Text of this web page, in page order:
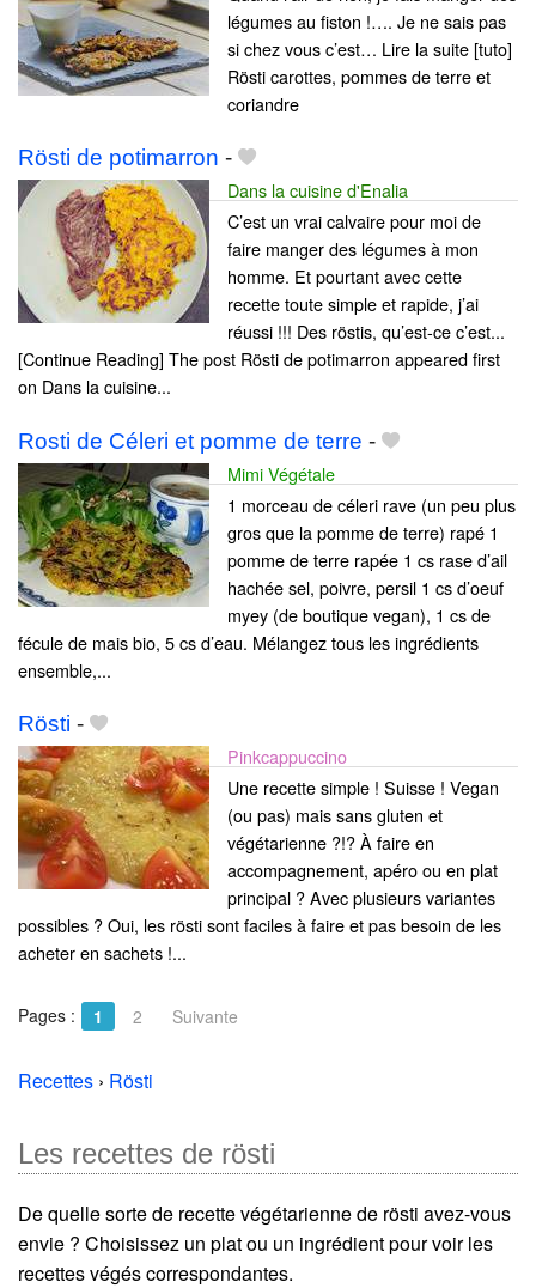
légumes au fiston !…. Je ne sais pas
si chez vous c’est… Lire la suite [tuto]
Rösti carottes, pommes de terre et
coriandre
Rösti de potimarron -
Dans la cuisine d'Enalia
C’est un vrai calvaire pour moi de
faire manger des légumes à mon
homme. Et pourtant avec cette
recette toute simple et rapide, j’ai
réussi !!! Des röstis, qu’est-ce c’est...
[Continue Reading] The post Rösti de potimarron appeared first
on Dans la cuisine...
Rosti de Céleri et pomme de terre -
Mimi Végétale
1 morceau de céleri rave (un peu plus
gros que la pomme de terre) rapé 1
pomme de terre rapée 1 cs rase d’ail
hachée sel, poivre, persil 1 cs d’oeuf
myey (de boutique vegan), 1 cs de
fécule de mais bio, 5 cs d’eau. Mélangez tous les ingrédients
ensemble,...
Rösti -
Pinkcappuccino
Une recette simple ! Suisse ! Vegan
(ou pas) mais sans gluten et
végétarienne ?!? À faire en
accompagnement, apéro ou en plat
principal ? Avec plusieurs variantes
possibles ? Oui, les rösti sont faciles à faire et pas besoin de les
acheter en sachets !...
Pages : 1 2 Suivante
Recettes › Rösti
Les recettes de rösti
De quelle sorte de recette végétarienne de rösti avez-vous
envie ? Choisissez un plat ou un ingrédient pour voir les
recettes végés correspondantes.